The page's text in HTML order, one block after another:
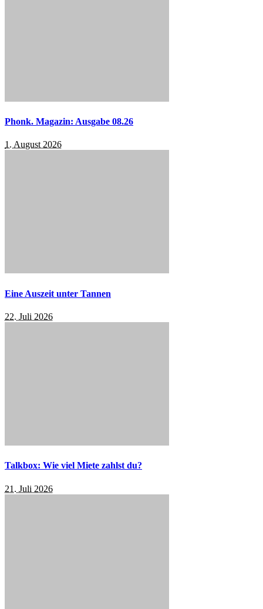
Phonk. Magazin: Ausgabe 08.26
1. August 2026
Eine Auszeit unter Tannen
22. Juli 2026
Talkbox: Wie viel Miete zahlst du?
21. Juli 2026